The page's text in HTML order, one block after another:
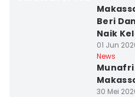
Beri
Naik
01 Jun
News
Munafri
30 Mei